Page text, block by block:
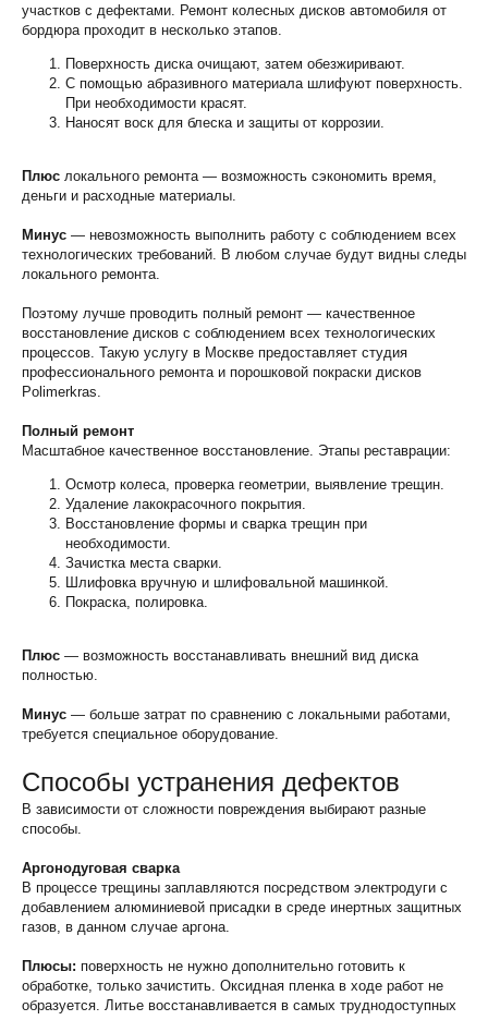
участков с дефектами. Ремонт колесных дисков автомобиля от
бордюра проходит в несколько этапов.
Поверхность диска очищают, затем обезжиривают.
С помощью абразивного материала шлифуют поверхность.
При необходимости красят.
Наносят воск для блеска и защиты от коррозии.
Плюс локального ремонта — возможность сэкономить время,
деньги и расходные материалы.
Минус — невозможность выполнить работу с соблюдением всех
технологических требований. В любом случае будут видны следы
локального ремонта.
Поэтому лучше проводить полный ремонт — качественное
восстановление дисков с соблюдением всех технологических
процессов. Такую услугу в Москве предоставляет студия
профессионального ремонта и порошковой покраски дисков
Polimerkras.
Полный ремонт
Масштабное качественное восстановление. Этапы реставрации:
Осмотр колеса, проверка геометрии, выявление трещин.
Удаление лакокрасочного покрытия.
Восстановление формы и сварка трещин при
необходимости.
Зачистка места сварки.
Шлифовка вручную и шлифовальной машинкой.
Покраска, полировка.
Плюс — возможность восстанавливать внешний вид диска
полностью.
Минус — больше затрат по сравнению с локальными работами,
требуется специальное оборудование.
Способы устранения дефектов
В зависимости от сложности повреждения выбирают разные
способы.
Аргонодуговая сварка
В процессе трещины заплавляются посредством электродуги с
добавлением алюминиевой присадки в среде инертных защитных
газов, в данном случае аргона.
Плюсы: поверхность не нужно дополнительно готовить к
обработке, только зачистить. Оксидная пленка в ходе работ не
образуется. Литье восстанавливается в самых труднодоступных